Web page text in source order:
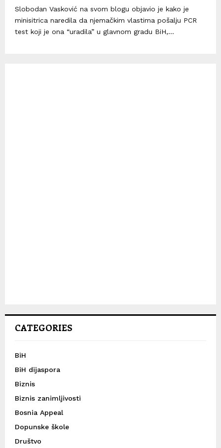
Slobodan Vasković na svom blogu objavio je kako je
minisitrica naredila da njemačkim vlastima pošalju PCR
test koji je ona “uradila” u glavnom gradu BiH,...
CATEGORIES
BiH
BiH dijaspora
Biznis
Biznis zanimljivosti
Bosnia Appeal
Dopunske škole
Društvo